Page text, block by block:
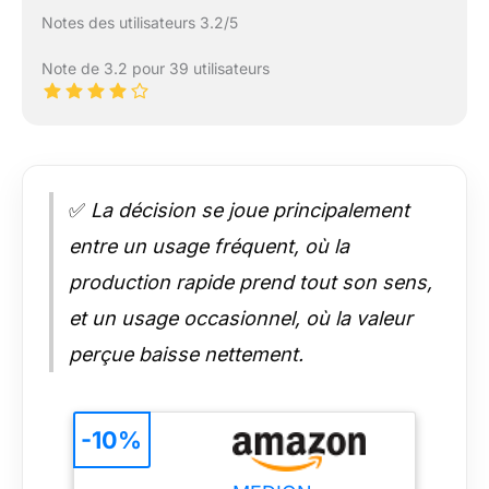
Notes des utilisateurs 3.2/5
Note de 3.2 pour 39 utilisateurs
✅ La décision se joue principalement
entre un usage fréquent, où la
production rapide prend tout son sens,
et un usage occasionnel, où la valeur
perçue baisse nettement.
-10%